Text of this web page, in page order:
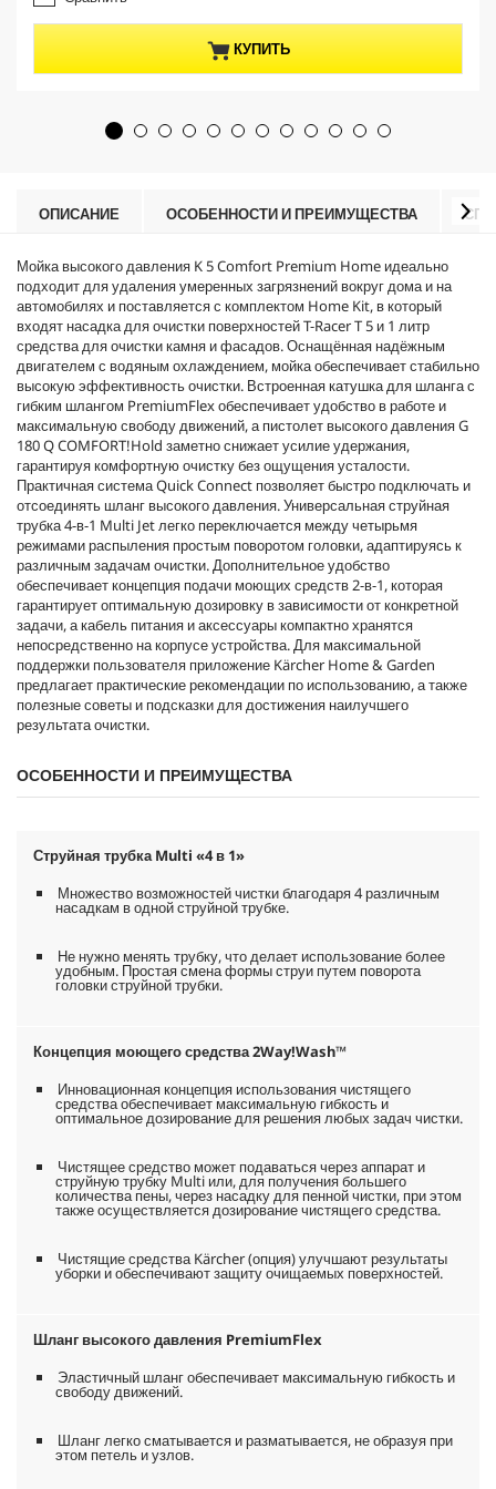
t
p
n
t
r
e
5
и
з
5
о
з
о
р
а
КУПИТЬ
ОПИСАНИЕ ОСОБЕННОСТИ И ПРЕИМУЩЕСТВА
Мойка высокого давления K 5 Comfort Premium Home идеально
подходит для удаления умеренных загрязнений вокруг дома и на
автомобилях и поставляется с комплектом Home Kit, в который
входят насадка для очистки поверхностейT-RacerT 5 и 1 литр
средства для очистки камня и фасадов. Оснащённая надёжным
двигателем с водяным охлаждением, мойка обеспечивает стабильно
высокую эффективность очистки. Встроенная катушка для шланга с
гибким шлангом PremiumFlexобеспечивает удобство в работе и
максимальную свободу движений, а пистолет высокого давления G
180 Q COMFORT!Hold заметно снижает усилие удержания,
гарантируя комфортную очистку без ощущения усталости.
Практичная системаQuick Connect позволяет быстро подключать и
отсоединять шланг высокого давления. Универсальная струйная
трубка 4-в-1 Multi Jet легко переключается между четырьмя
режимами распыления простым поворотом головки, адаптируясь к
различным задачам очистки. Дополнительное удобство
обеспечивает концепция подачи моющих средств 2-в-1, которая
гарантирует оптимальную дозировку в зависимости от конкретной
задачи, а кабель питания и аксессуары компактно хранятся
непосредственно на корпусе устройства. Для максимальной
поддержки пользователя приложение Kärcher Home & Garden
предлагает практические рекомендации по использованию, а также
полезные советы и подсказки для достижения наилучшего
результата очистки.
ОСОБЕННОСТИ И ПРЕИМУЩЕСТВА
Струйная трубка Multi «4 в 1»
Множество возможностей чистки благодаря 4 различным
насадкам в одной струйной трубке.
Не нужно менять трубку, что делает использование более
удобным. Простая смена формы струи путем поворота
головки струйной трубки.
Концепция моющего средства 2Way!Wash™
Инновационная концепция использования чистящего
средства обеспечивает максимальную гибкость и
оптимальное дозирование для решения любых задач чистки.
Чистящее средство может подаваться через аппарат и
струйную трубку Multi или, для получения большего
количества пены, через насадку для пенной чистки, при этом
также осуществляется дозирование чистящего средства.
Чистящие средства Kärcher (опция) улучшают результаты
уборки и обеспечивают защиту очищаемых поверхностей.
Шланг высокого давления PremiumFlex
Эластичный шланг обеспечивает максимальную гибкость и
свободу движений.
Шланг легко сматывается и разматывается, не образуя при
этом петель и узлов.